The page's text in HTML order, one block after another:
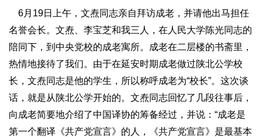
6月19日上午，文焘同志亲自拜访成老，并请他出马担任
名誉会长。文焘、李宝芝和我三人，在人民大学陈光同志的
陪同下，到中央党校的成老寓所。成老在二层楼的书斋里，
热情地接待了我们。由于在延安时期成老做过陕北公学校
长，文焘同志是他的学生，所以称呼成老为“校长”。这次谈
话，就是从陕北公学开始的。文焘同志回忆了几段往事后，
向成老简要地介绍了中国译协的筹备经过，并说：“成老是
第一个翻译《共产党宣言》的人，《共产党宣言》是最基本